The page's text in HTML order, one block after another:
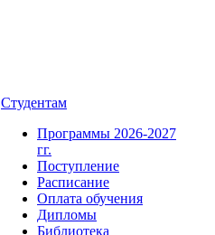
Студентам
Программы 2026-2027
гг.
Поступление
Расписание
Оплата обучения
Дипломы
Библиотека